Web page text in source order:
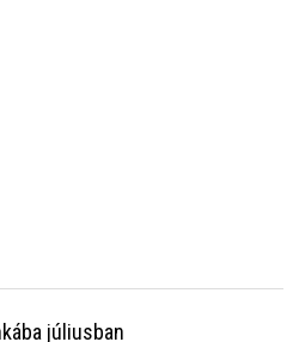
júliusban